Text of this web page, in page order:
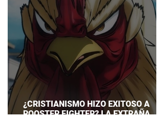
¿CRISTIANISMO HIZO EXITOSO A
ROOSTER FIGHTER? LA EXTRAÑA